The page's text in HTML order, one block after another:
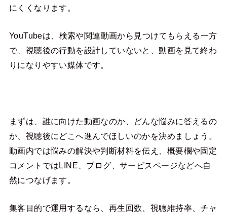
にくくなります。
YouTubeは、検索や関連動画から見つけてもらえる一方
で、視聴後の行動を設計していないと、動画を見て終わ
りになりやすい媒体です。
まずは、誰に向けた動画なのか、どんな悩みに答えるの
か、視聴後にどこへ進んでほしいのかを決めましょう。
動画内では悩みの解決や判断材料を伝え、概要欄や固定
コメントではLINE、ブログ、サービスページなどへ自
然につなげます。
集客目的で運用するなら、再生回数、視聴維持率、チャ